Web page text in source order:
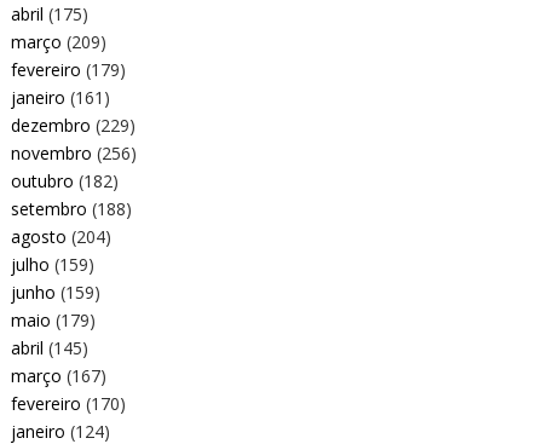
abril (175)
março (209)
fevereiro (179)
janeiro (161)
dezembro (229)
novembro (256)
outubro (182)
setembro (188)
agosto (204)
julho (159)
junho (159)
maio (179)
abril (145)
março (167)
fevereiro (170)
janeiro (124)